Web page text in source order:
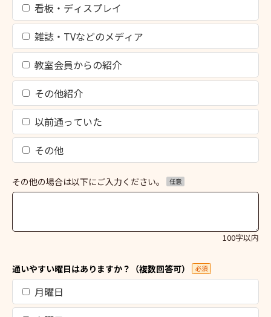
看板・ディスプレイ
雑誌・TVなどのメディア
教室会員からの紹介
その他紹介
以前通っていた
その他
その他の場合は以下にご入力ください。 任意
100字以内
通いやすい曜日はありますか？（複数回答可） 必須
月曜日